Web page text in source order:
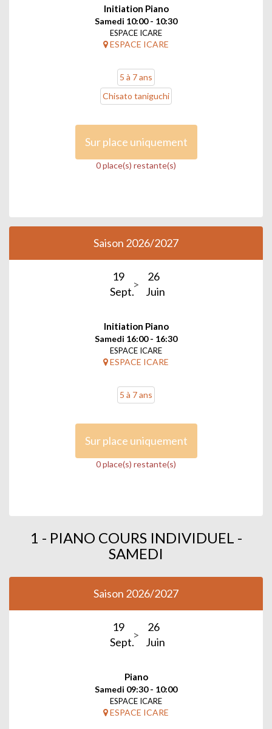
Initiation Piano
Samedi 10:00 - 10:30
ESPACE ICARE
ESPACE ICARE
5 à 7 ans
Chisato taniguchi
Sur place uniquement
0 place(s) restante(s)
Saison 2026/2027
19
Sept.
26
Juin
Initiation Piano
Samedi 16:00 - 16:30
ESPACE ICARE
ESPACE ICARE
5 à 7 ans
Sur place uniquement
0 place(s) restante(s)
1 - PIANO COURS INDIVIDUEL -
SAMEDI
Saison 2026/2027
19
Sept.
26
Juin
Piano
Samedi 09:30 - 10:00
ESPACE ICARE
ESPACE ICARE